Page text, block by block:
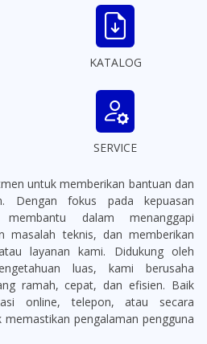
KATALOG
SERVICE
untuk memberikan bantuan dan
Dengan fokus pada kepuasan
dalam menanggapi
masalah teknis, dan memberikan
layanan kami. Didukung oleh
luas, kami berusaha
ramah, cepat, dan efisien. Baik
online, telepon, atau secara
pengalaman pengguna